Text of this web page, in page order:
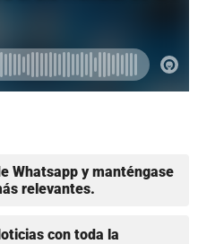
Whatsapp y manténgase
relevantes.
con toda la